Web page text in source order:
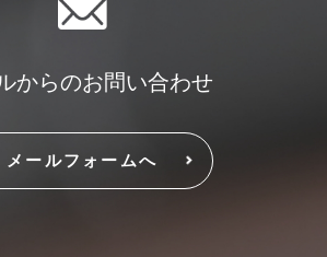
からのお問い合わせ
メールフォームへ